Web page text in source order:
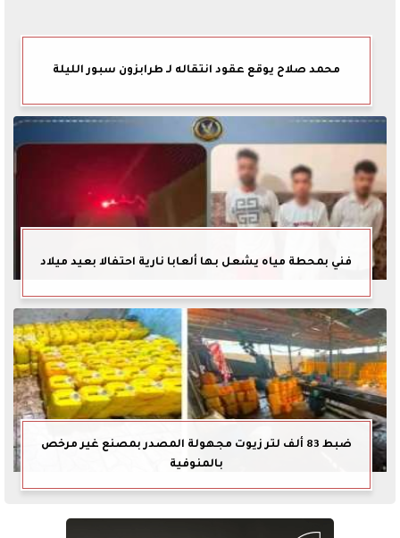
محمد صلاح يوقع عقود انتقاله لـ طرابزون سبور الليلة
فني بمحطة مياه يشعل بها ألعابا نارية احتفالا بعيد ميلاد
ضبط 83 ألف لتر زيوت مجهولة المصدر بمصنع غير مرخص
بالمنوفية